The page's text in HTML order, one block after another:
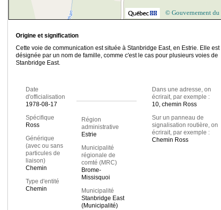
© Gouvernement du
Origine et signification
Cette voie de communication est située à Stanbridge East, en Estrie. Elle est
désignée par un nom de famille, comme c'est le cas pour plusieurs voies de
Stanbridge East.
Date
d'officialisation
1978-08-17
Spécifique
Ross
Générique
(avec ou sans
particules de
liaison)
Chemin
Type d'entité
Chemin
Région
administrative
Estrie
Municipalité
régionale de
comté (MRC)
Brome-
Missisquoi
Municipalité
Stanbridge East
(Municipalité)
Dans une adresse, on
écrirait, par exemple :
10, chemin Ross
Sur un panneau de
signalisation routière, on
écrirait, par exemple :
Chemin Ross